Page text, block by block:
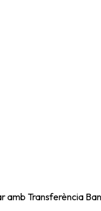
Transferència